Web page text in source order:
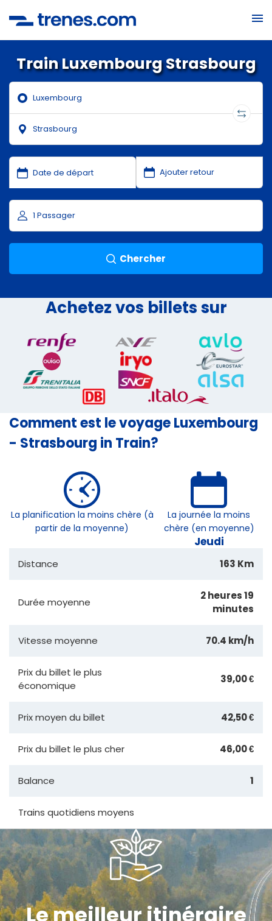
Train Luxembourg Strasbourg
Chercher
Achetez vos billets sur
Comment est le voyage Luxembourg
- Strasbourg in Train?
La planification la moins chère (à
partir de la moyenne)
La journée la moins
chère (en moyenne)
Jeudi
Distance 163 Km
Durée moyenne
2 heures 19
minutes
Vitesse moyenne 70.4 km/h
Prix du billet le plus
économique
39,00 €
Prix moyen du billet 42,50 €
Prix du billet le plus cher 46,00 €
Balance 1
Trains quotidiens moyens
Le meilleur itinéraire